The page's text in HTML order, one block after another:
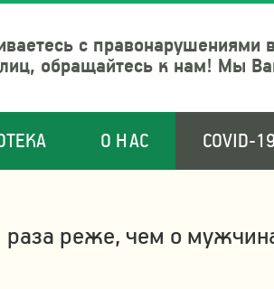
с правонарушениями
лиц, обращайтесь к нам! Мы
О НАС COVID-19
реже, чем о